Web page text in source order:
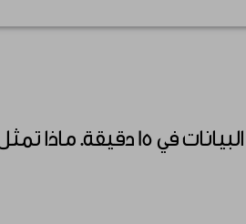
تستغرق 15 دقيقة؟